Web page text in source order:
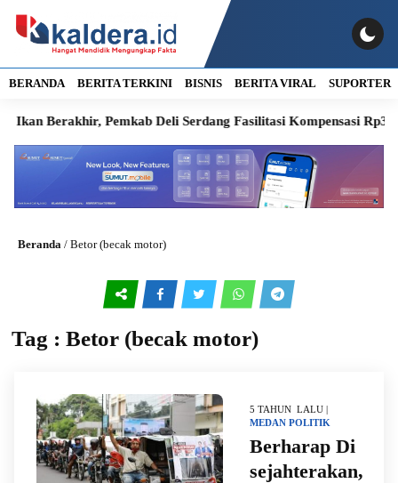
BERANDA BERITA TERKINI BISNIS BERITA VIRAL SUPORTER
Berakhir, Pemkab Deli Serdang Fasilitasi Kompensasi Rp300
Beranda / Betor (becak motor)
Tag : Betor (becak motor)
5 TAHUN LALU |
MEDAN POLITIK
Berharap Di
sejahterakan,